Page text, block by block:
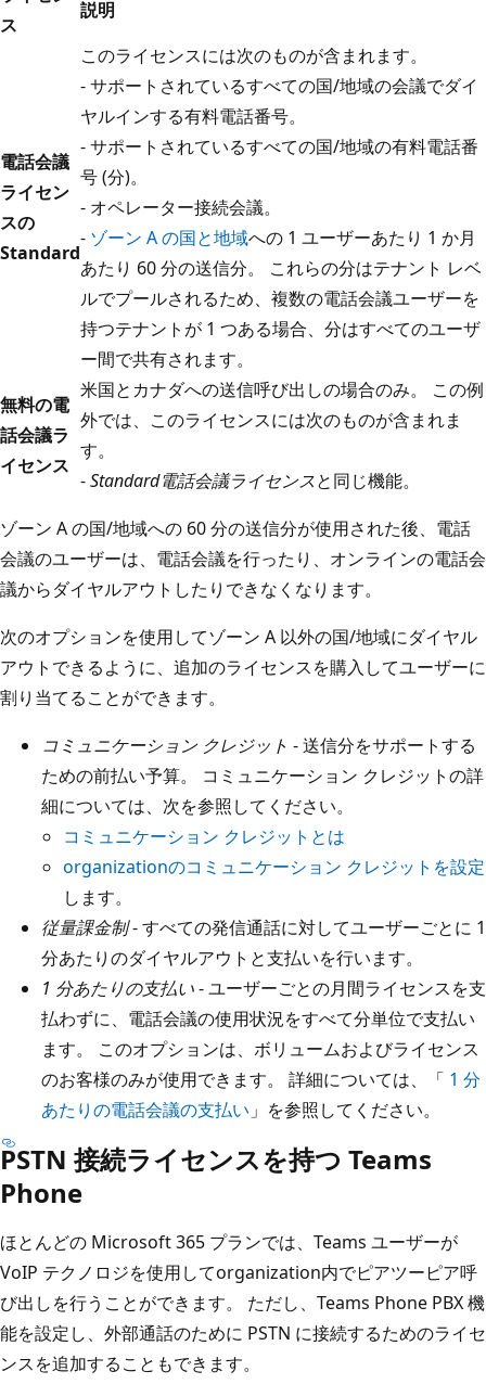
ス
説明
電話会議
ライセン
スの
Standard
このライセンスには次のものが含まれます。
- サポートされているすべての国/地域の会議でダイ
ヤルインする有料電話番号。
- サポートされているすべての国/地域の有料電話番
号 (分)。
- オペレーター接続会議。
- ゾーン A の国と地域への 1 ユーザーあたり 1 か月
あたり 60 分の送信分。 これらの分はテナント レベ
ルでプールされるため、複数の電話会議ユーザーを
持つテナントが 1 つある場合、分はすべてのユーザ
ー間で共有されます。
無料の電
話会議ラ
イセンス
米国とカナダへの送信呼び出しの場合のみ。 この例
外では、このライセンスには次のものが含まれま
す。
-Standard電話会議ライセンスと同じ機能。
ゾーン A の国/地域への 60 分の送信分が使用された後、電話
会議のユーザーは、電話会議を行ったり、オンラインの電話会
議からダイヤルアウトしたりできなくなります。
次のオプションを使用してゾーン A 以外の国/地域にダイヤル
アウトできるように、追加のライセンスを購入してユーザーに
割り当てることができます。
コミュニケーション クレジット - 送信分をサポートする
ための前払い予算。 コミュニケーション クレジットの詳
細については、次を参照してください。
コミュニケーション クレジットとは
organizationのコミュニケーション クレジットを設定
します。
従量課金制- すべての発信通話に対してユーザーごとに 1
分あたりのダイヤルアウトと支払いを行います。
1 分あたりの支払い- ユーザーごとの月間ライセンスを支
払わずに、電話会議の使用状況をすべて分単位で支払い
ます。 このオプションは、ボリュームおよびライセンス
のお客様のみが使用できます。 詳細については、「 1 分
あたりの電話会議の支払い 」を参照してください。
PSTN 接続ライセンスを持つ Teams
Phone
ほとんどの Microsoft 365 プランでは、Teams ユーザーが
VoIP テクノロジを使用してorganization内でピアツーピア呼
び出しを行うことができます。 ただし、Teams Phone PBX 機
能を設定し、外部通話のために PSTN に接続するためのライセ
ンスを追加することもできます。